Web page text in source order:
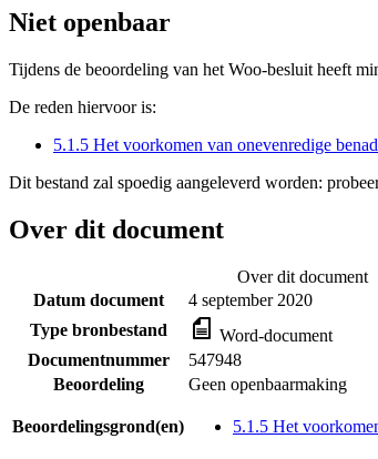
Niet openbaar
Tijdens de beoordeling van het Woo-besluit heeft
De reden hiervoor is:
5.1.5 Het voorkomen van onevenredige
Dit bestand zal spoedig aangeleverd worden:
Over dit document
Over dit document
Datum document
4 september 2020
Type bronbestand
Word-document
Documentnummer
547948
Beoordeling
Geen openbaarmaking
Beoordelingsgrond(en) 5.1.5 Het